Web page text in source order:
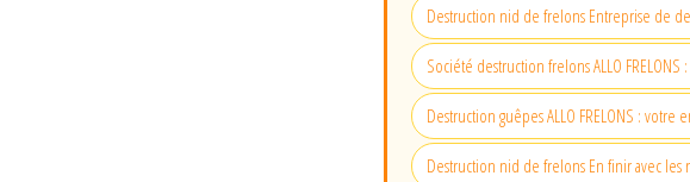
Destruction nid de frelons Entreprise de
Société destruction frelons ALLO
Destruction guêpes ALLO FRELONS :
Destruction nid de frelons En finir avec